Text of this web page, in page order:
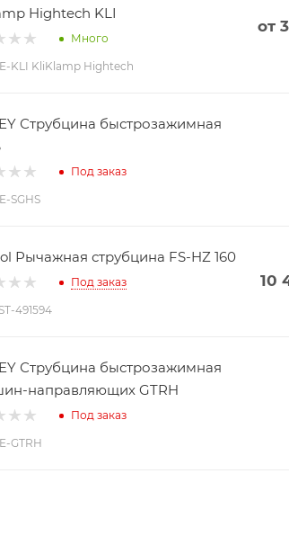
Hightech KLI
Много
KLI KliKlamp Hightech
от
Струбцина быстрозажимная
Под заказ
SGHS
Рычажная струбцина FS-HZ 160
Под заказ
491594
10
Струбцина быстрозажимная
направляющих GTRH
Под заказ
GTRH